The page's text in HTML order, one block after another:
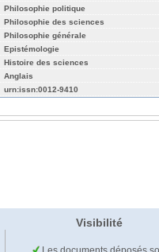
Philosophie politique
Philosophie des sciences
Philosophie générale
Epistémologie
Histoire des sciences
Anglais
urn:issn:0012-9410
Visibilité